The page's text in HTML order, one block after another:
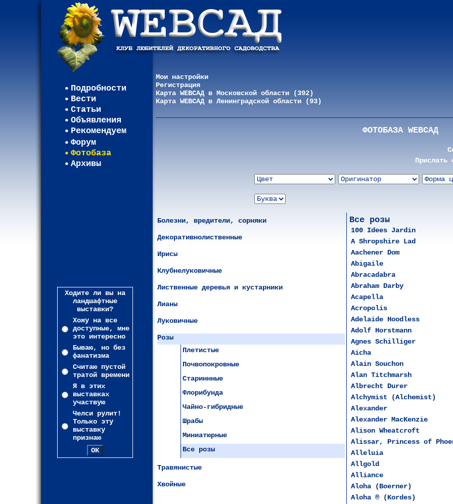
Подробности
Вести
Статьи
Объявления
Рекомендуем
Форум
Фотобаза
Архивы
Ходите ли вы на
ландшафтные
выставки?
Хожу на все
доступные, мне
это интересно
Бываю, но без
фанатизма
Считаю пустой
тратой времени
Я в этих
выставках
участвую
Челси рулит!
Только эту
выставку
признаю
Мои настройки
Регистрация
Карта WEBСАД в Московской области (392)
Карта WEBСАД в Ленинградской области (93)
ФОТОБАЗА WEBСАД
Прислать
Болезни, вредители, сорняки
Декоративнолиственные
Ирисы
Клубнелуковичные
Лиственные деревья и кустарники
Лианы
Луковичные
Розы
Плетистые
Почвопокровные
Стариннные
Флорибунда
Чайно-гибридные
Шрабы
Миниатюрные
Все розы
Травянистые
Хвойные
Все розы
100 Idees Jardin
A Shropshire Lad
Aachener Dom
Abigaile
Abracadabra
Abraham Darby
Acapella
Acropolis
Adelaide Hoodless
Adolf Horstmann
Agnеs Schilliger
Aicha
Alain Souchon
Alan Titchmarsh
Albrecht Durer
Alchymist (Alchemist)
Alexander
Alexander MacKenzie
Alison Wheatcroft
Alissar, Princess of
Alleluia
Allgold
Alliance
Aloha (Boerner)
Aloha ® (Kordes)